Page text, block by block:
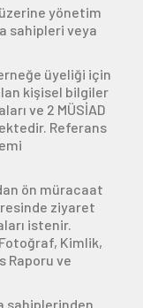
yönetim
sahipleri veya
üyeliği için
kişisel bilgiler
ve 2 MÜSİAD
Referans
ön müracaat
ziyaret
istenir.
Kimlik,
Raporu ve
sahiplerinden